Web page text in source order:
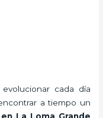
cada día
a tiempo un